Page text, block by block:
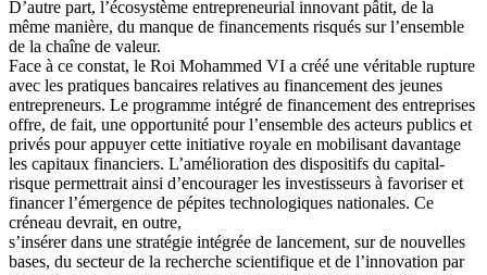
D’autre part, l’écosystème entrepreneurial innovant pâtit, de la
même manière, du manque de financements risqués sur l’ensemble
de la chaîne de valeur.
Face à ce constat, le Roi Mohammed VI a créé une véritable rupture
avec les pratiques bancaires relatives au financement des jeunes
entrepreneurs. Le programme intégré de financement des entreprises
offre, de fait, une opportunité pour l’ensemble des acteurs publics et
privés pour appuyer cette initiative royale en mobilisant davantage
les capitaux financiers. L’amélioration des dispositifs du capital-
risque permettrait ainsi d’encourager les investisseurs à favoriser et
financer l’émergence de pépites technologiques nationales. Ce
créneau devrait, en outre,
s’insérer dans une stratégie intégrée de lancement, sur de nouvelles
bases, du secteur de la recherche scientifique et de l’innovation par